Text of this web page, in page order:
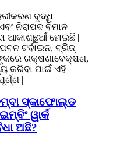
ବୃଦ୍ଧି
ନିରାପଦ ବିମାନ
ଆକାଶଛୁଆଁ ହୋଇଛି |
ଟର୍ବାଇନ, ବ୍ରିଜ୍
ରକ୍ଷଣାବେକ୍ଷଣ,
କରିବା ପାଇଁ ଏହି
|
ସ୍କାଫୋଲ୍ଡ
ୱାର୍କ
ଅଛି?